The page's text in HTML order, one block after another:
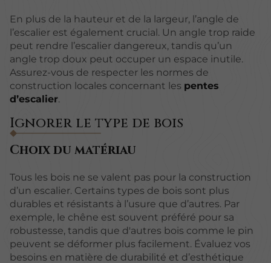
En plus de la hauteur et de la largeur, l’angle de
l’escalier est également crucial. Un angle trop raide
peut rendre l’escalier dangereux, tandis qu’un
angle trop doux peut occuper un espace inutile.
Assurez-vous de respecter les normes de
construction locales concernant les pentes
d’escalier.
Ignorer le type de bois
Choix du matériau
Tous les bois ne se valent pas pour la construction
d’un escalier. Certains types de bois sont plus
durables et résistants à l’usure que d’autres. Par
exemple, le chêne est souvent préféré pour sa
robustesse, tandis que d'autres bois comme le pin
peuvent se déformer plus facilement. Évaluez vos
besoins en matière de durabilité et d’esthétique